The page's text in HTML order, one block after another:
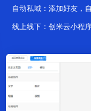
自动私域：添加好友，
线上线下：创米云小程